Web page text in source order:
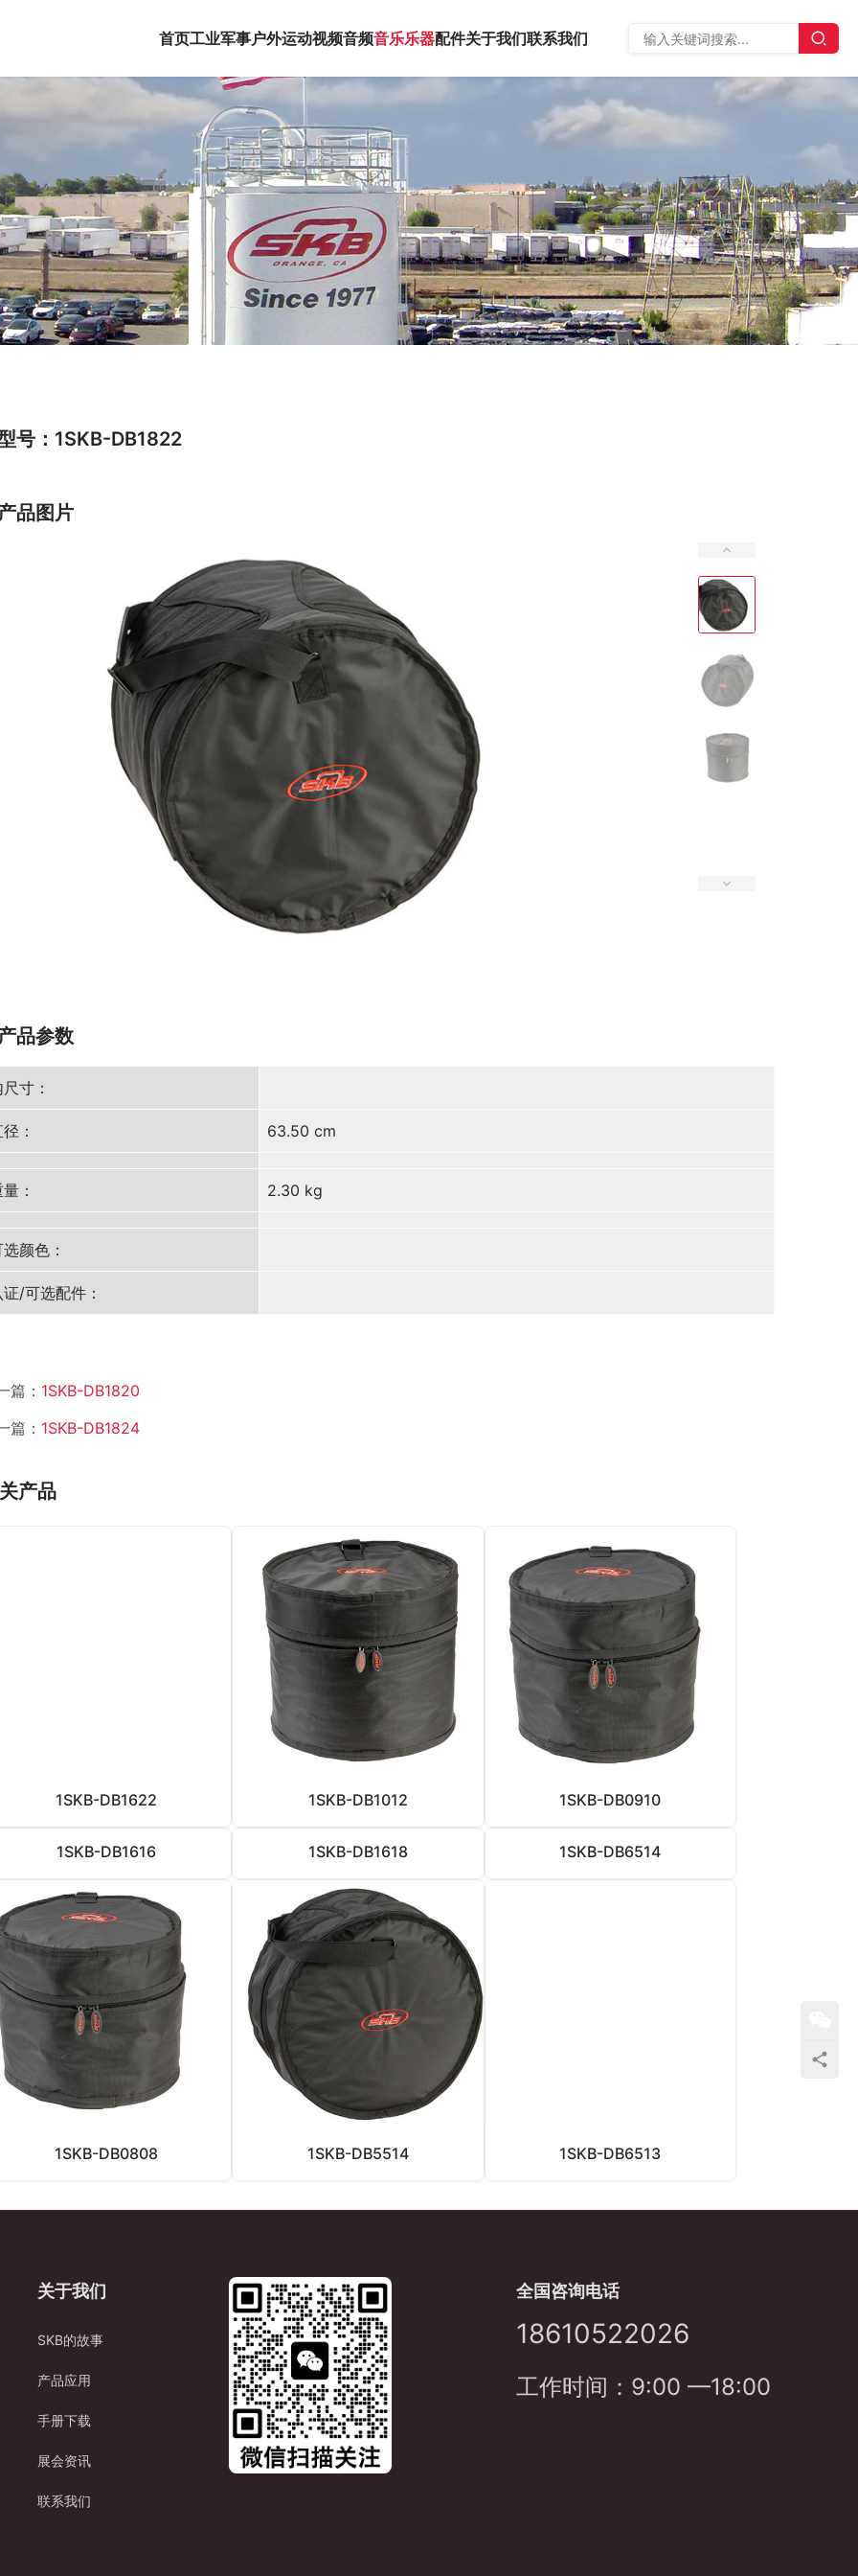
首页工业军事户外运动视频音频音乐乐器配件关于我们联系我们
号：1SKB-DB1822
品图片
品参数
寸：
： 63.50 cm
： 2.30 kg
颜色：
/可选配件：
篇： 1SKB-DB1820
篇： 1SKB-DB1824
产品
1SKB-DB1622 1SKB-DB1012 1SKB-DB0910
1SKB-DB1616 1SKB-DB1618 1SKB-DB6514
1SKB-DB0808 1SKB-DB5514 1SKB-DB6513
关于我们
SKB的故事
产品应用
手册下载
展会资讯
联系我们
全国咨询电话
18610522026
工作时间：9:00 —18:00